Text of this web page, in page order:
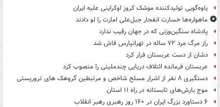
یاوه‌گویی تولیدکننده موشک کروز اوکراینی علیه ایران
ماهواره‌ها خسارت انفجار جبل‌علی امارت را لو دادند
پادشاه سنگین‌وزنی که در جهان رقیب ندارد
راز مرگ مرد ۷۲ ساله در تهرانپارس فاش شد
دشان از دست عربستان فرار کرد
عربستان فرمانده ائتلاف دریایی چندملیتی را منصوب کرد
دستگیری ۸ نفر از اشرار مسلح شاخص و مرتبطین گروهک های تروریستی
موج بارش‌های تابستانه در راه ۱۱ استان
۶ دستاورد بزرگ ایران در ۱۶۰ روز رهبری رهبر انقلاب